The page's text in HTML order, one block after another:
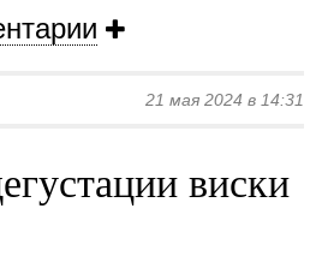
21 мая 2024 в 14:31
виски